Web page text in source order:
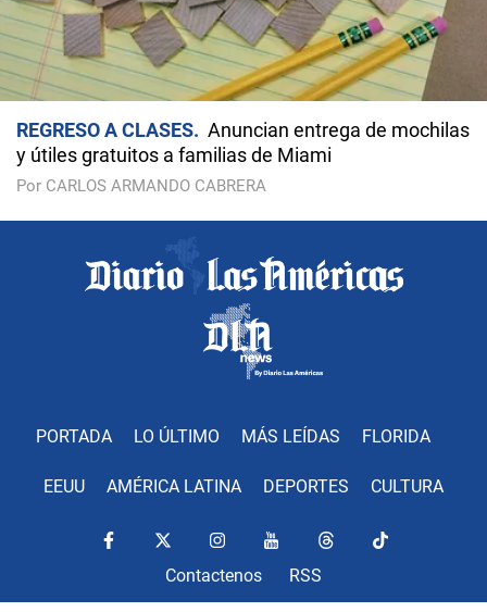
REGRESO A CLASES
Anuncian entrega de mochilas
y útiles gratuitos a familias de Miami
Por CARLOS ARMANDO CABRERA
PORTADA LO ÚLTIMO MÁS LEÍDAS FLORIDA
EEUU AMÉRICA LATINA DEPORTES CULTURA
Contactenos RSS